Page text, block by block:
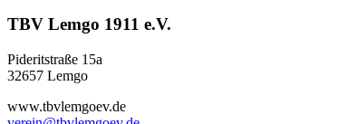
TBV Lemgo 1911 e.V.
Pideritstraße 15a
32657 Lemgo
www.tbvlemgoev.de